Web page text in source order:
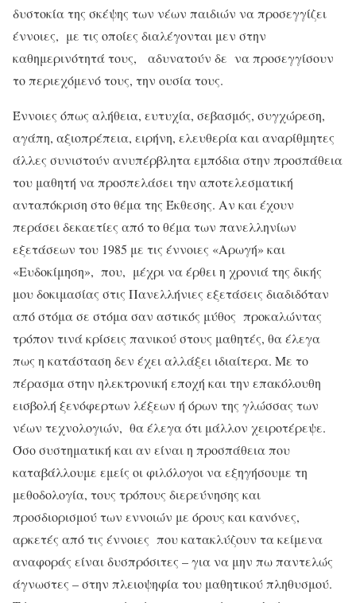
δυστοκία της σκέψης των νέων παιδιών να προσεγγίζει
έννοιες, με τις οποίες διαλέγονται μεν στην
καθημερινότητά τους, αδυνατούν δε να προσεγγίσουν
το περιεχόμενό τους, την ουσία τους.
Έννοιες όπως αλήθεια, ευτυχία, σεβασμός, συγχώρεση,
αγάπη, αξιοπρέπεια, ειρήνη, ελευθερία και αναρίθμητες
άλλες συνιστούν ανυπέρβλητα εμπόδια στην προσπάθεια
του μαθητή να προσπελάσει την αποτελεσματική
ανταπόκριση στο θέμα της Έκθεσης. Αν και έχουν
περάσει δεκαετίες από το θέμα των πανελληνίων
εξετάσεων του 1985 με τις έννοιες «Αρωγή» και
«Ευδοκίμηση», που, μέχρι να έρθει η χρονιά της δικής
μου δοκιμασίας στις Πανελλήνιες εξετάσεις διαδιδόταν
από στόμα σε στόμα σαν αστικός μύθος προκαλώντας
τρόπον τινά κρίσεις πανικού στους μαθητές, θα έλεγα
πως η κατάσταση δεν έχει αλλάξει ιδιαίτερα. Με το
πέρασμα στην ηλεκτρονική εποχή και την επακόλουθη
εισβολή ξενόφερτων λέξεων ή όρων της γλώσσας των
νέων τεχνολογιών, θα έλεγα ότι μάλλον χειροτέρεψε.
Όσο συστηματική και αν είναι η προσπάθεια που
καταβάλλουμε εμείς οι φιλόλογοι να εξηγήσουμε τη
μεθοδολογία, τους τρόπους διερεύνησης και
προσδιορισμού των εννοιών με όρους και κανόνες,
αρκετές από τις έννοιες που κατακλύζουν τα κείμενα
αναφοράς είναι δυσπρόσιτες – για να μην πω παντελώς
άγνωστες – στην πλειοψηφία του μαθητικού πληθυσμού.